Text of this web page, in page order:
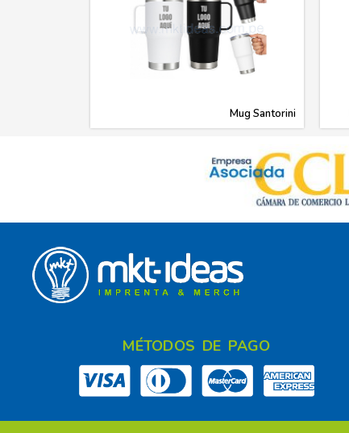
Mug Santorini
MÉTODOS DE PAGO